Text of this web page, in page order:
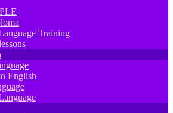
Training
English